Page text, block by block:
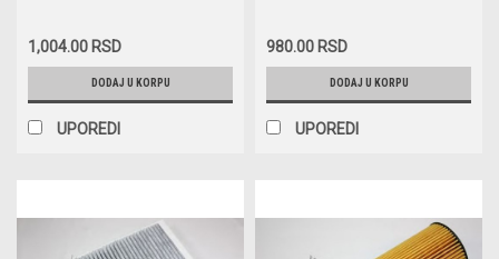
1,004.00 RSD
DODAJ U KORPU
UPOREDI
980.00 RSD
DODAJ U KORPU
UPOREDI